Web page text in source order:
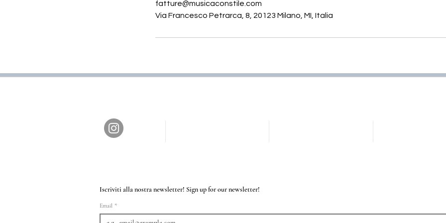
fatture@musicaconstile.com
Via Francesco Petrarca, 8, 20123 Milano, MI, Italia
Iscriviti alla nostra newsletter! Sign up for our newsletter!
Email *